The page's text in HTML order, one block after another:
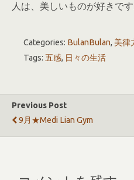
人は、美しいものが好きで
Categories: BulanBulan, 美律
Tags: 五感, 日々の生活
Previous Post
9月★Medi Lian Gym